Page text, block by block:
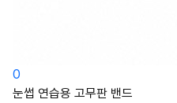
0
눈썹 연습용 고무판 밴드